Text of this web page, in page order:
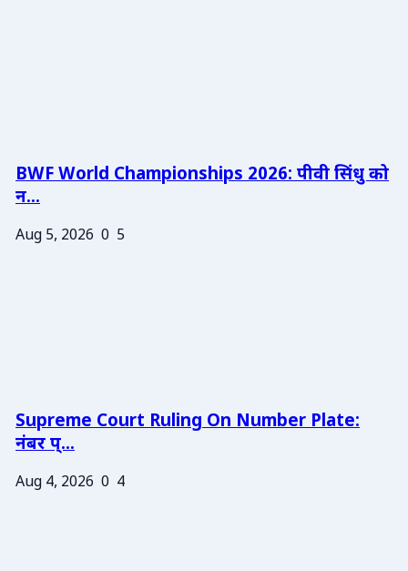
BWF World Championships 2026: पीवी सिंधु को
न...
Aug 5, 2026 0 5
Supreme Court Ruling On Number Plate:
नंबर प्...
Aug 4, 2026 0 4